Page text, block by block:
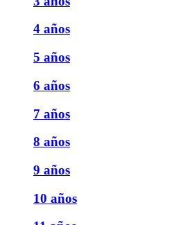
4 años
5 años
6 años
7 años
8 años
9 años
10 años